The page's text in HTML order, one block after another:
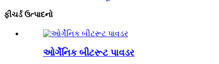
ફીચર્ડ ઉત્પાદનો
ઓર્ગેનિક બીટરૂટ પાવડર